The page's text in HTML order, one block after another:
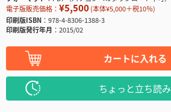
電子版販売価格： ¥5,500(本体¥5,000＋税10％)
印刷版ISBN
978-4-8306-1388-3
印刷版発行年月
2015/02
カートに入れる
ちょっと立ち読み